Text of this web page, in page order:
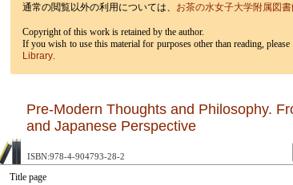
通常の閲覧以外の利用については、 お茶の水女子大学附属図
Copyright of this work is retained by the author.
If you wish to use this material for purposes other than reading, please
Library.
Pre-Modern Thoughts and Philosophy.
and Japanese Perspective
ISBN:978-4-904793-28-2
Title page